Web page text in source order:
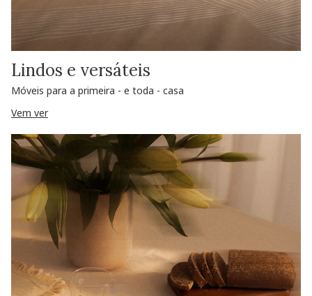
Lindos e versáteis
Móveis para a primeira - e toda - casa
Vem ver